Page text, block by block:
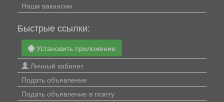
Наши вакансии
Быстрые ссылки:
Установить приложение
Личный кабинет
Подать объявление
Подать объявление в газету